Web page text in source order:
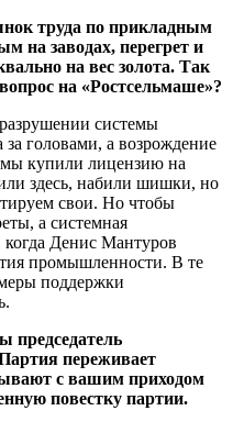
труда по прикладным
на заводах, перегрет и
на вес золота. Так
на «Ростсельмаше»?
системы
головами, а возрождение
купили лицензию на
здесь, набили шишки, но
свои. Но чтобы
а системная
когда Денис Мантуров
промышленности. В те
поддержки
председатель
переживает
с вашим приходом
повестку партии.